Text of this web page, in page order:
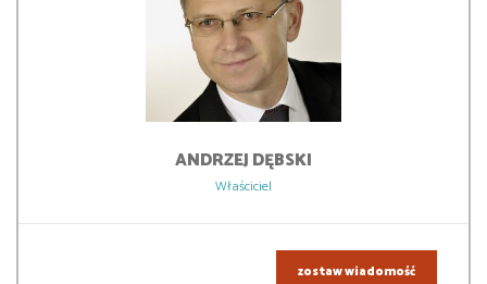
ANDRZEJ DĘBSKI
Właściciel
zostaw wiadomość